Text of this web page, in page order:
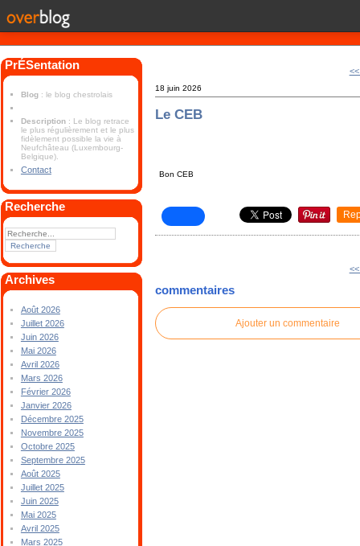
PrÉSentation
Blog : le blog chestrolais
Description : Le blog retrace
le plus régulièrement et le plus
fidèlement possible la vie à
Neufchâteau (Luxembourg-
Belgique).
Contact
Recherche
Archives
Août 2026
Juillet 2026
Juin 2026
Mai 2026
Avril 2026
Mars 2026
Février 2026
Janvier 2026
Décembre 2025
Novembre 2025
Octobre 2025
Septembre 2025
Août 2025
Juillet 2025
Juin 2025
Mai 2025
Avril 2025
Mars 2025
18 juin 2026
Le CEB
Bon CEB
commentaires
Ajouter un commentaire